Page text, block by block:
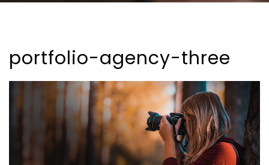
portfolio-agency-three